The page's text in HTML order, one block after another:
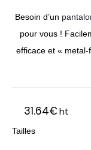
Besoin d’un
pour vous !
efficace et «
31.64€ht
Tailles